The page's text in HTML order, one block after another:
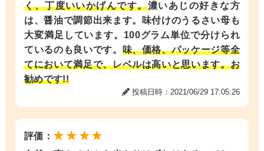
く、丁度いいかげんです。濃いあじの好きな方
は、醤油で調節出来ます。味付けのうるさい母も
大変満足しています。100グラム単位で分けられ
ているのも良いです。 味、価格、パッケージ等全
てにおいて満足で、レベルは高いと思います。お
勧めです!!
投稿日時：2021/06/29 17:05:26
評価：★★★★